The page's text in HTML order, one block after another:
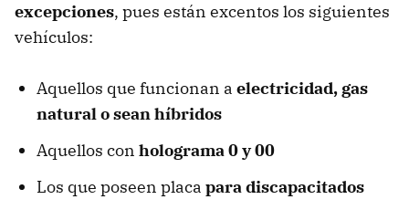
excepciones, pues están excentos los siguientes
vehículos:
Aquellos que funcionan a electricidad, gas
natural o sean híbridos
Aquellos con holograma 0 y 00
Los que poseen placa para discapacitados